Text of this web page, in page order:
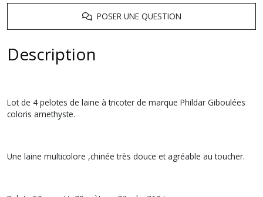
POSER UNE QUESTION
Description
Lot de 4 pelotes de laine à tricoter de marque Phildar Giboulées
coloris amethyste.
Une laine multicolore ,chinée très douce et agréable au toucher.